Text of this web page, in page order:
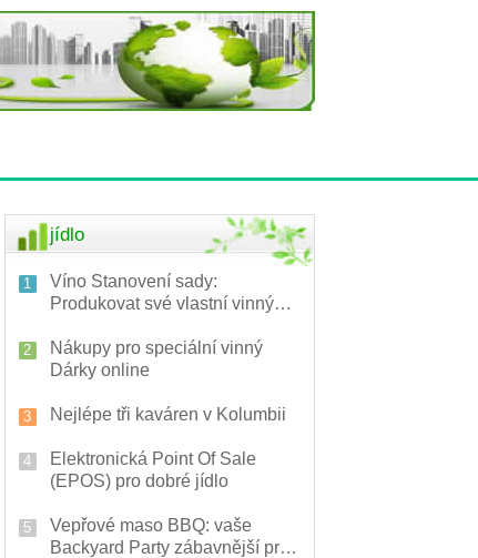
jídlo
Víno Stanovení sady:
Produkovat své vlastní vinný
Nákupy pro speciální vinný
Dárky online
Nejlépe tři kaváren v Kolumbii
Elektronická Point Of Sale
(EPOS) pro dobré jídlo
Vepřové maso BBQ: vaše
Backyard Party zábavnější pro